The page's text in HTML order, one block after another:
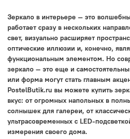
Зеркало в интерьере — это
работает сразу в нескольких
свет, визуально расширяет
оптические иллюзии и, конечно,
функциональным элементом. Но
зеркало — это еще и
или форма могут стать главным
PostelButik.ru вы можете купить
вкус: от огромных напольных в
солнышек для галереи, от
ультрасовременных с LED-
измерения своего дома.